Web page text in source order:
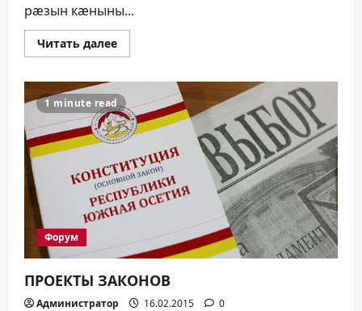
рæзын кæныны...
Читать далееПрочитать
больше
ПРОЕКТТÆ
1 minute read
Форум
ПРОЕКТЫ ЗАКОНОВ
Администратор 16.02.2015 0